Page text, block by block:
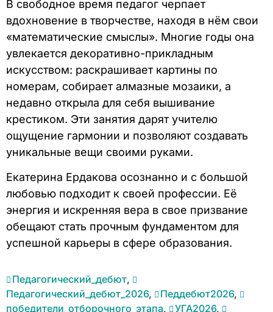
В свободное время педагог черпает
вдохновение в творчестве, находя в нём свои
«математические смыслы». Многие годы она
увлекается декоративно-прикладным
искусством: раскрашивает картины по
номерам, собирает алмазные мозаики, а
недавно открыла для себя вышивание
крестиком. Эти занятия дарят учителю
ощущение гармонии и позволяют создавать
уникальные вещи своими руками.
Екатерина Ердакова осознанно и с большой
любовью подходит к своей профессии. Её
энергия и искренняя вера в свое призвание
обещают стать прочным фундаментом для
успешной карьеры в сфере образования.
Педагогический_дебют,
Педагогический_дебют_2026, Педдебют2026,
победители_отборочного_этапа, УГА2026,